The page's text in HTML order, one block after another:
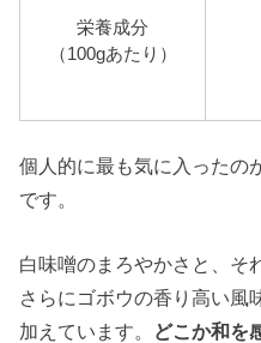
栄養成分
（100gあたり）
個人的に最も気に入ったの
です。
白味噌のまろやかさと、そ
さらにゴボウの香り高い風
加えています。 どこか和を